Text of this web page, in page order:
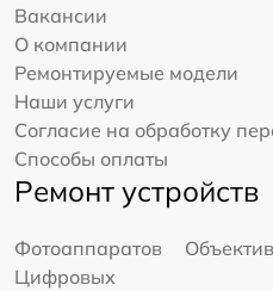
Вакансии
О компании
Ремонтируемые модели
Наши услуги
Согласие на обработку
Способы оплаты
Ремонт устройств
Фотоаппаратов
Цифровых